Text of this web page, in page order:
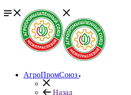
АгроПромСоюз
Назад